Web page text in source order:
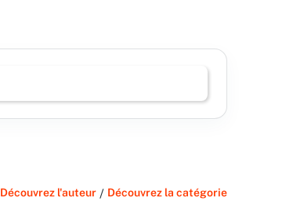
Découvrez l'auteur / Découvrez la catégorie